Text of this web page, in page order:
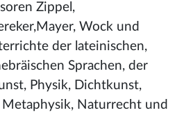
Zippel,
Wock und
der lateinischen,
Sprachen, der
Physik, Dichtkunst,
Metaphysik, Naturrecht und